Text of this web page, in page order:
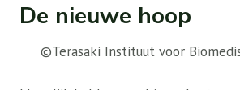
De nieuwe hoop
©Terasaki Instituut voor